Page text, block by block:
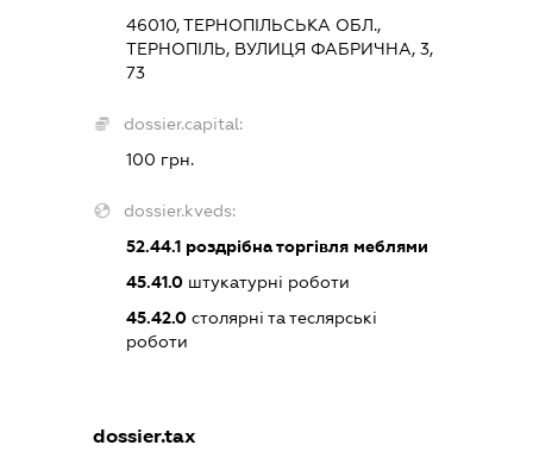
46010, ТЕРНОПІЛЬСЬКА ОБЛ.,
ТЕРНОПІЛЬ, ВУЛИЦЯ ФАБРИЧНА, 3,
73
dossier.capital:
100 грн.
dossier.kveds:
52.44.1 роздрібна торгівля меблями
45.41.0 штукатурні роботи
45.42.0 столярні та теслярські
роботи
dossier.tax